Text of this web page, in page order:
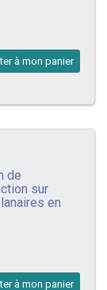
à mon panier
de
sur
en
à mon panier